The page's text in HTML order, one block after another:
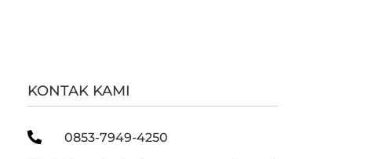
KONTAK KAMI
 0853-7949-4250